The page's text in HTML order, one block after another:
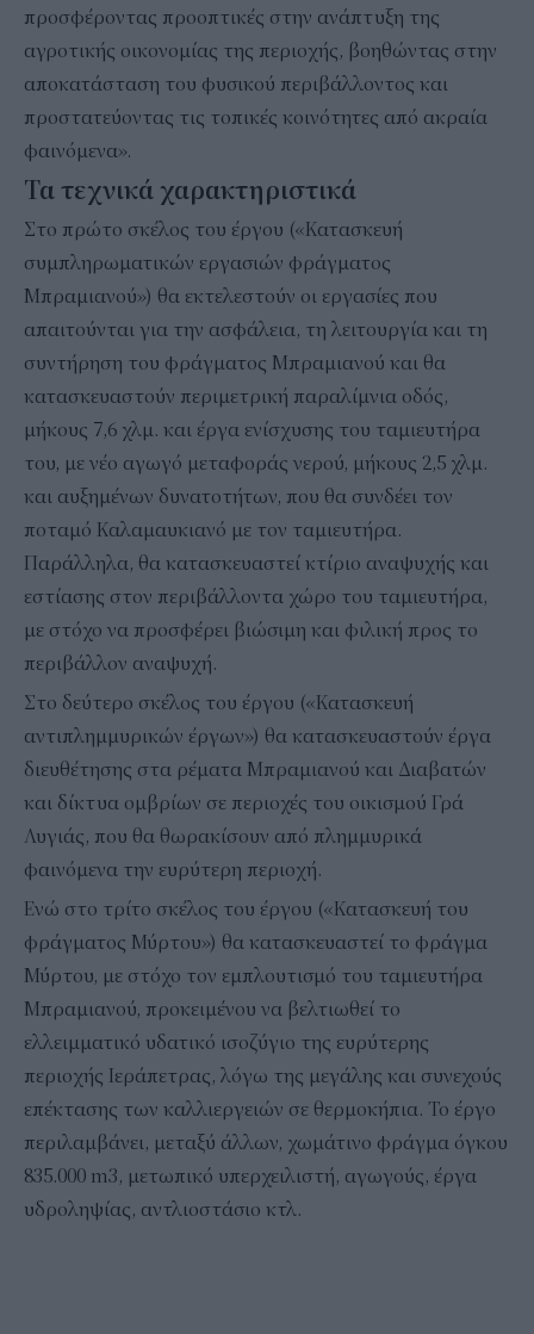
προσφέροντας προοπτικές στην ανάπτυξη της
αγροτικής οικονομίας της περιοχής, βοηθώντας στην
αποκατάσταση του φυσικού περιβάλλοντος και
προστατεύοντας τις τοπικές κοινότητες από ακραία
φαινόμενα».
Τα τεχνικά χαρακτηριστικά
Στο πρώτο σκέλος του έργου («Κατασκευή
συμπληρωματικών εργασιών φράγματος
Μπραμιανού») θα εκτελεστούν οι εργασίες που
απαιτούνται για την ασφάλεια, τη λειτουργία και τη
συντήρηση του φράγματος Μπραμιανού και θα
κατασκευαστούν περιμετρική παραλίμνια οδός,
μήκους 7,6 χλμ. και έργα ενίσχυσης του ταμιευτήρα
του, με νέο αγωγό μεταφοράς νερού, μήκους 2,5 χλμ.
και αυξημένων δυνατοτήτων, που θα συνδέει τον
ποταμό Καλαμαυκιανό με τον ταμιευτήρα.
Παράλληλα, θα κατασκευαστεί κτίριο αναψυχής και
εστίασης στον περιβάλλοντα χώρο του ταμιευτήρα,
με στόχο να προσφέρει βιώσιμη και φιλική προς το
περιβάλλον αναψυχή.
Στο δεύτερο σκέλος του έργου («Κατασκευή
αντιπλημμυρικών έργων») θα κατασκευαστούν έργα
διευθέτησης στα ρέματα Μπραμιανού και Διαβατών
και δίκτυα ομβρίων σε περιοχές του οικισμού Γρά
Λυγιάς, που θα θωρακίσουν από πλημμυρικά
φαινόμενα την ευρύτερη περιοχή.
Ενώ στο τρίτο σκέλος του έργου («Κατασκευή του
φράγματος Μύρτου») θα κατασκευαστεί το φράγμα
Μύρτου, με στόχο τον εμπλουτισμό του ταμιευτήρα
Μπραμιανού, προκειμένου να βελτιωθεί το
ελλειμματικό υδατικό ισοζύγιο της ευρύτερης
περιοχής Ιεράπετρας, λόγω της μεγάλης και συνεχούς
επέκτασης των καλλιεργειών σε θερμοκήπια. Το έργο
περιλαμβάνει, μεταξύ άλλων, χωμάτινο φράγμα όγκου
835.000 m3, μετωπικό υπερχειλιστή, αγωγούς, έργα
υδροληψίας, αντλιοστάσιο κτλ.